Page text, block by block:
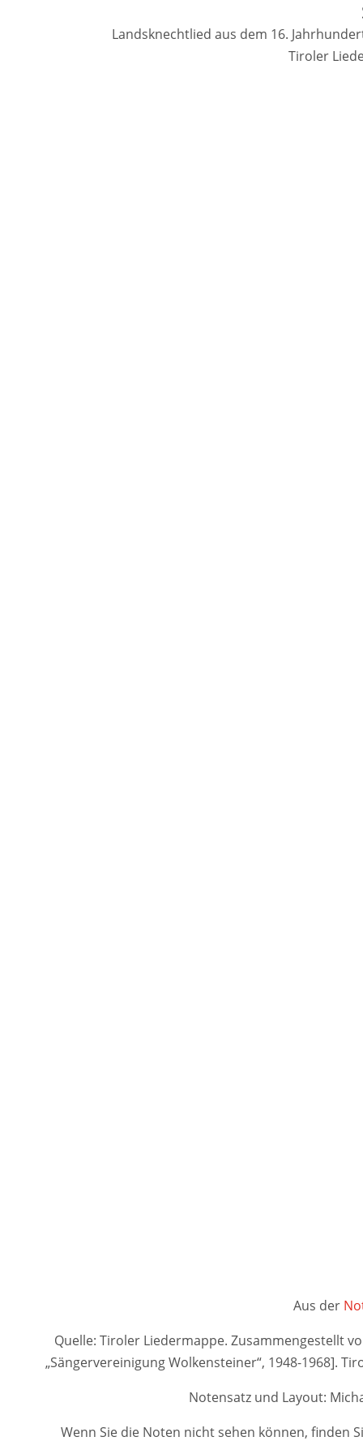
Landsknechtlied aus dem 16.
Tiroler
Aus der
Quelle: Tiroler Liedermappe. Zusammengestellt
„Sängervereinigung Wolkensteiner“, 1948-1968].
Notensatz und Layout:
Wenn Sie die Noten nicht sehen können, finden